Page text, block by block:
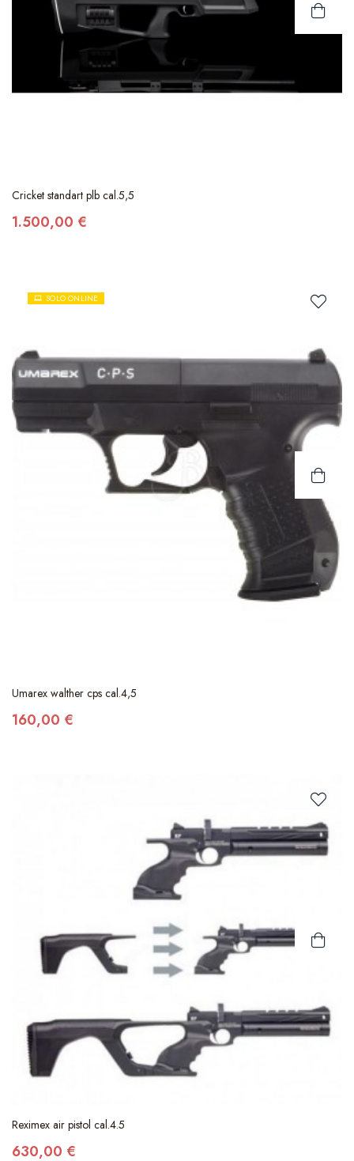
Cricket standart plb cal.5,5
1.500,00 €
SOLO ONLINE
Umarex walther cps cal.4,5
160,00 €
Reximex air pistol cal.4.5
630,00 €